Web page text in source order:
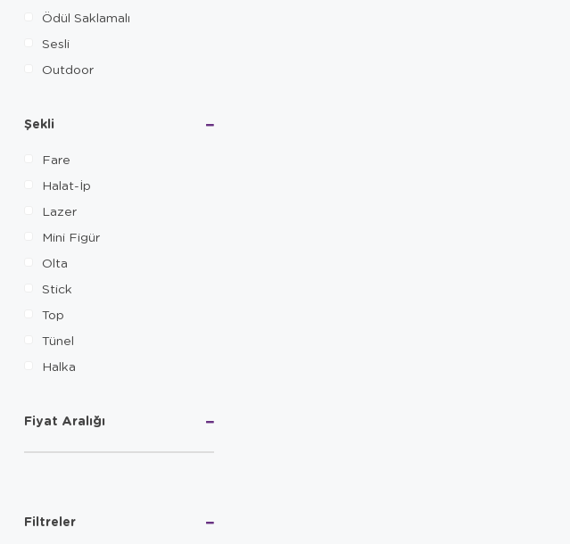
Ödül Saklamalı
Sesli
Outdoor
Şekli
Fare
Halat-İp
Lazer
Mini Figür
Olta
Stick
Top
Tünel
Halka
Fiyat Aralığı
Filtreler